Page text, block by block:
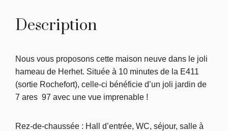
Description
Nous vous proposons cette maison neuve dans le joli
hameau de Herhet. Située à 10 minutes de la E411
(sortie Rochefort), celle-ci bénéficie d’un joli jardin de
7 ares 97 avec une vue imprenable !
Rez-de-chaussée : Hall d’entrée, WC, séjour, salle à